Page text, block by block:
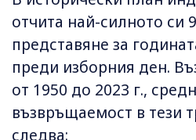
отчита най-силното си
представяне за
преди изборния ден.
от 1950 до 2023 г.,
възвръщаемост в тези
следва: